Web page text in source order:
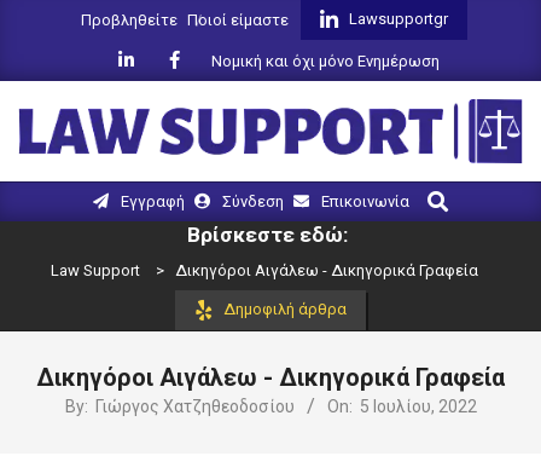
Προβληθείτε Ποιοί είμαστε Lawsupportgr
Νομική και όχι μόνο Ενημέρωση
LAW
SUPPORT
Navigation
Εγγραφή Σύνδεση Επικοινωνία
Search
Βρίσκεστε εδώ:
Law Support > Δικηγόροι Αιγάλεω - Δικηγορικά Γραφεία
Δημοφιλή άρθρα
Δικηγόροι Αιγάλεω - Δικηγορικά Γραφεία
By: Γιώργος Χατζηθεοδοσίου On: 5 Ιουλίου, 2022